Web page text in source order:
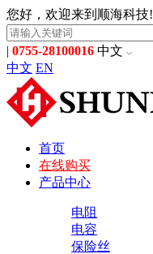
您好，欢迎来到顺海科技!
| 0755-28100016 中文
中文 EN
首页
在线购买
产品中心
电阻
电容
保险丝